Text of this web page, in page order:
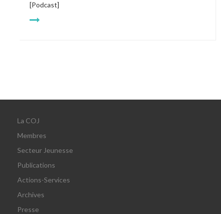
[Podcast]
La COJ
Membres
Secteur Jeunesse
Publications
Actions-Services
Archives
Presse